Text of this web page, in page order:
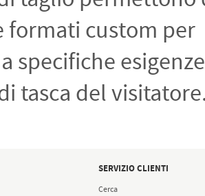
formati custom per
specifiche
tasca del
SERVIZIO CLIENTI
Cerca